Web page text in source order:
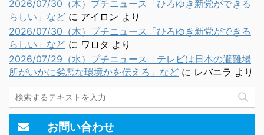
2026/07/30（木）プチニュース「ひろゆき新党ができる
らしい」など に アイロン より
2026/07/30（木）プチニュース「ひろゆき新党ができる
らしい」など に ワロタ より
2026/07/29（水）プチニュース「テレビは日本の避難場
所がいかに劣悪な環境かを伝えろ」など に レバニラ より
お問い合わせ